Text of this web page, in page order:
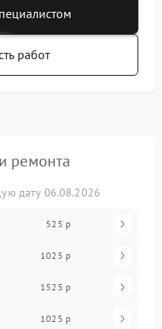
работ
ремонта
дату 06.08.2026
525 р
1025 р
1525 р
1025 р